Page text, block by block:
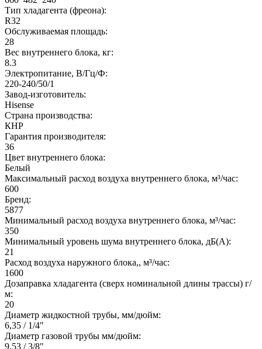
Тип хладагента (фреона):
R32
Обслуживаемая площадь:
28
Вес внутреннего блока, кг:
8.3
Электропитание, В/Гц/Ф:
220-240/50/1
Завод-изготовитель:
Hisense
Страна производства:
КНР
Гарантия производителя:
36
Цвет внутреннего блока:
Белый
Максимальный расход воздуха внутреннего блока, м³/час:
600
Бренд:
5877
Минимальный расход воздуха внутреннего блока, м³/час:
350
Минимальный уровень шума внутреннего блока, дБ(А):
21
Расход воздуха наружного блока,, м³/час:
1600
Дозаправка хладагента (сверх номинальной длины трассы) г/
м:
20
Диаметр жидкостной трубы, мм/дюйм:
6,35 / 1/4"
Диаметр газовой трубы мм/дюйм:
9,53 / 3/8"